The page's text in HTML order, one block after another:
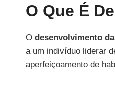
O Que É
O desenvolvimento
a um indivíduo liderar
aperfeiçoamento de